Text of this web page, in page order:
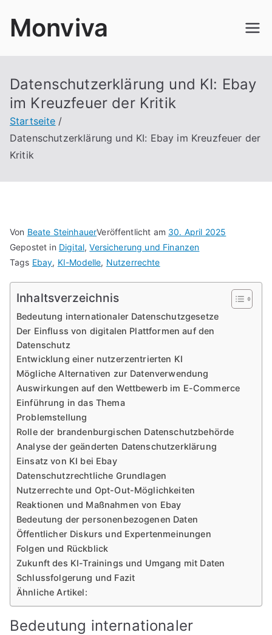
InhaltMonviva
Datenschutzerklärung und KI: Ebay
im Kreuzfeuer der Kritik
Startseite
Datenschutzerklärung und KI: Ebay im Kreuzfeuer der
Kritik
Von Beate SteinhauerVeröffentlicht am 30. April 2025
Gepostet in Digital,Versicherung und Finanzen
Tags Ebay, KI-Modelle, Nutzerrechte
Inhaltsverzeichnis
Bedeutung internationaler Datenschutzgesetze
Der Einfluss von digitalen Plattformen auf den
Datenschutz
Entwicklung einer nutzerzentrierten KI
Mögliche Alternativen zur Datenverwendung
Auswirkungen auf den Wettbewerb im E-Commerce
Einführung in das Thema
Problemstellung
Rolle der brandenburgischen Datenschutzbehörde
Analyse der geänderten Datenschutzerklärung
Einsatz von KI bei Ebay
Datenschutzrechtliche Grundlagen
Nutzerrechte und Opt-Out-Möglichkeiten
Reaktionen und Maßnahmen von Ebay
Bedeutung der personenbezogenen Daten
Öffentlicher Diskurs und Expertenmeinungen
Folgen und Rückblick
Zukunft des KI-Trainings und Umgang mit Daten
Schlussfolgerung und Fazit
Ähnliche Artikel:
Bedeutung internationaler